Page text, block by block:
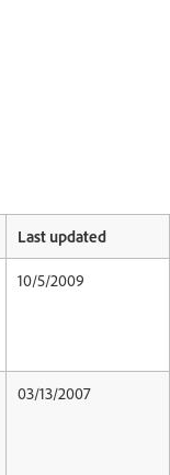
Last updated
10/5/2009
03/13/2007